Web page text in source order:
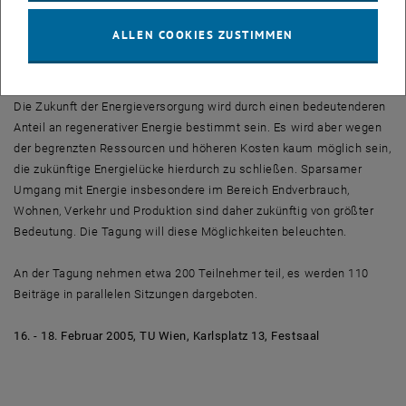
hierdurch „Schweinzyklen“ entstehen.
Die Zukunft der Energieversorgung wird durch einen bedeutenderen
Anteil an regenerativer Energie bestimmt sein. Es wird aber wegen
der begrenzten Ressourcen und höheren Kosten kaum möglich sein,
die zukünftige Energielücke hierdurch zu schließen. Sparsamer
Umgang mit Energie insbesondere im Bereich Endverbrauch,
Wohnen, Verkehr und Produktion sind daher zukünftig von größter
Bedeutung. Die Tagung will diese Möglichkeiten beleuchten.
An der Tagung nehmen etwa 200 Teilnehmer teil, es werden 110
Beiträge in parallelen Sitzungen dargeboten.
16. - 18. Februar 2005, TU Wien, Karlsplatz 13, Festsaal
ALLEN COOKIES ZUSTIMMEN